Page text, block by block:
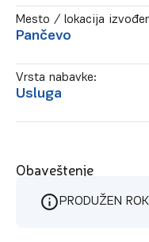
Mesto / lokacija
Pančevo
Vrsta nabavke:
Usluga
Obaveštenje
PRODUŽEN ROK